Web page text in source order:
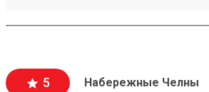
с данной ТК!
5 Набережные Челны